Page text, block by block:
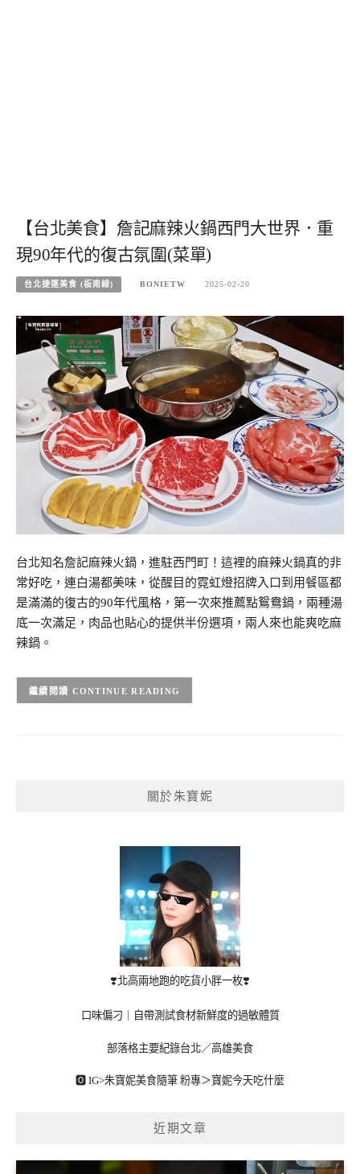
【台北美食】詹記麻辣火鍋西門大世界．重
現90年代的復古氛圍(菜單)
台北捷運美食 (板南線) BONIETW 2025-02-20
台北知名詹記麻辣火鍋，進駐西門町！這裡的麻辣火鍋真的非
常好吃，連白湯都美味，從醒目的霓虹燈招牌入口到用餐區都
是滿滿的復古的90年代風格，第一次來推薦點鴛鴦鍋，兩種湯
底一次滿足，肉品也貼心的提供半份選項，兩人來也能爽吃麻
辣鍋。
CONTINUE READING
關於朱寶妮
❣️北高兩地跑的吃貨小胖一枚❣️
口味偏刁｜自帶測試食材新鮮度的過敏體質
部落格主要紀錄台北／高雄美食
🅾 IG>朱寶妮美食隨筆 粉專＞寶妮今天吃什麼
近期文章